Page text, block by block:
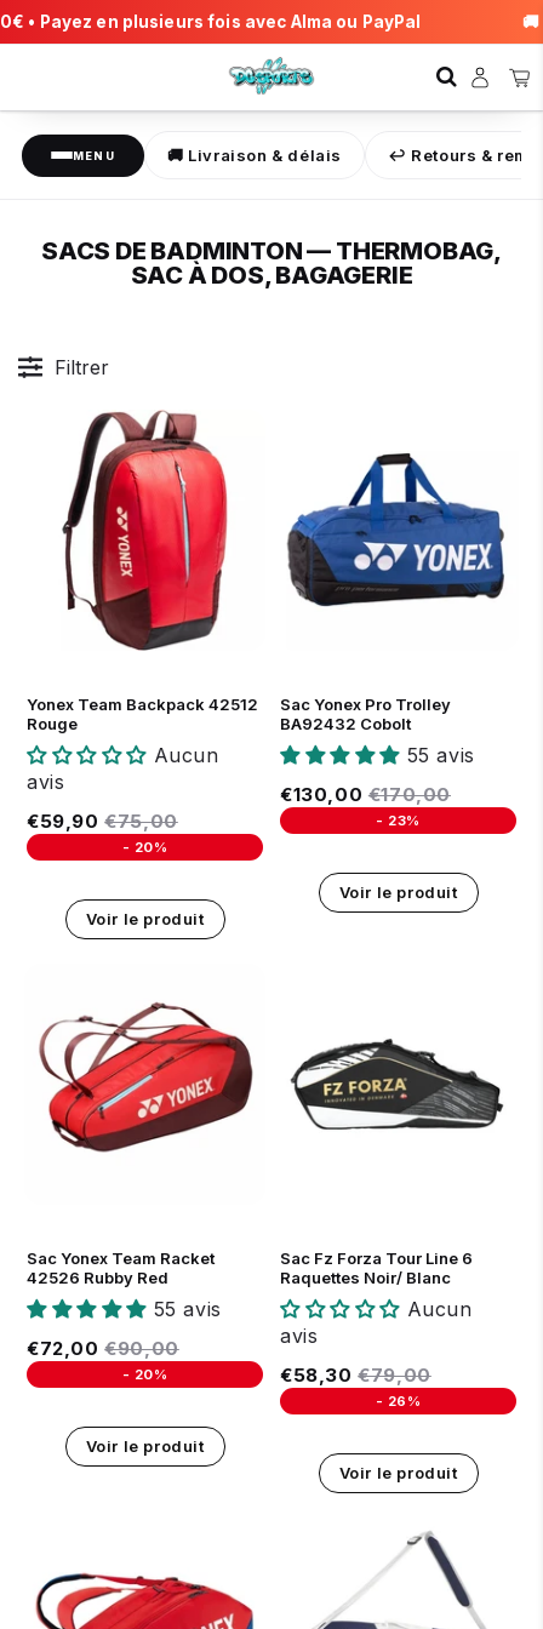
MENU 🚚 Livraison & délais ↩️ Retours &
SACS DE BADMINTON — THERMOBAG,
SAC À DOS, BAGAGERIE
Filtrer
Yonex Team Backpack 42512
Rouge
Aucun
avis
Prix réduit
€59,90 €59,90
Prix régulier
€75,00€75,00
- 20%
Voir le produit
Sac Yonex Pro Trolley
BA92432 Cobolt
55 avis
Prix réduit
€130,00 €130,00
Prix régulier
€170,00€170,00
- 23%
Voir le produit
Sac Yonex Team Racket
42526 Rubby Red
55 avis
Prix réduit
€72,00 €72,00
Prix régulier
€90,00€90,00
- 20%
Voir le produit
Sac Fz Forza Tour Line 6
Raquettes Noir/ Blanc
Aucun
avis
Prix réduit
€58,30 €58,30
Prix régulier
€79,00€79,00
- 26%
Voir le produit
Payez en plusieurs fois avec Alma ou PayPal 🚚